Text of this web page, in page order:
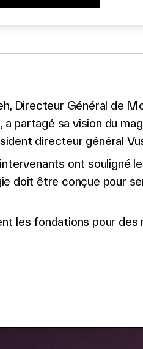
Directeur Général de
partagé sa vision du
directeur général
ont souligné
doit être conçue pour
les fondations pour des